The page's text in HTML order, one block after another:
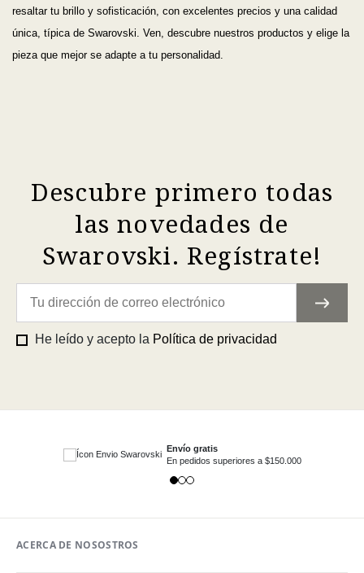
resaltar tu brillo y sofisticación, con excelentes precios y una calidad
única, típica de Swarovski. Ven, descubre nuestros productos y elige la
pieza que mejor se adapte a tu personalidad.
Descubre primero todas
las novedades de
Swarovski. Regístrate!
He leído y acepto la Política de privacidad
Envío gratis
En pedidos superiores a $150.000
ACERCA DE NOSOSTROS